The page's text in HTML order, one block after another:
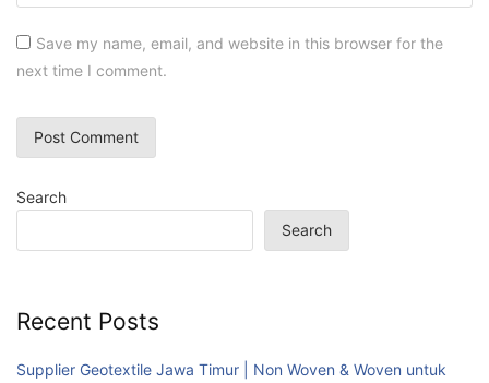
Save my name, email, and website in this browser for the
next time I comment.
Search
Search
Recent Posts
Supplier Geotextile Jawa Timur | Non Woven & Woven untuk